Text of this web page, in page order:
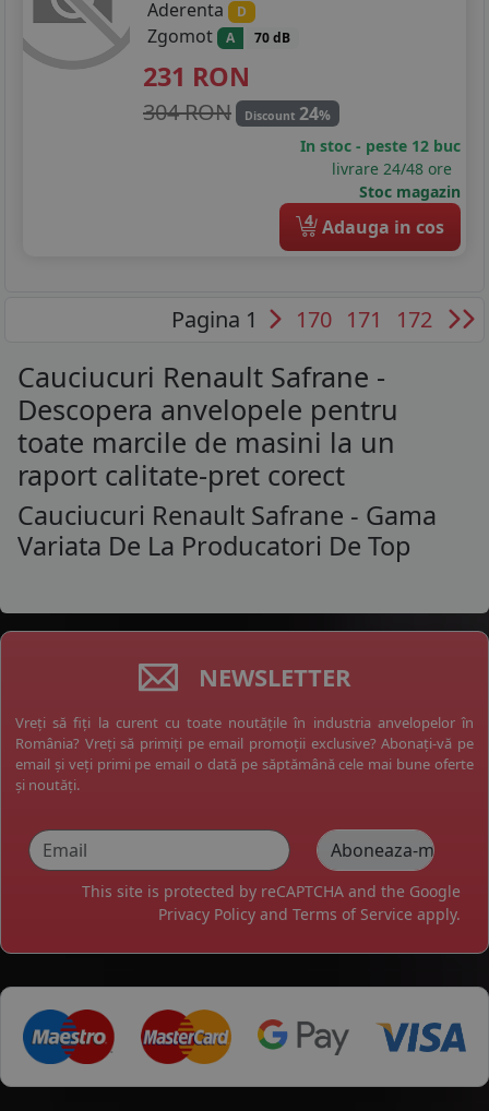
Aderenta D
Zgomot A 70 dB
231 RON
304 RON Discount 24%
In stoc - peste 12 buc
livrare 24/48 ore
Stoc magazin
4 Adauga in cos
Pagina 1 170 171 172
Cauciucuri Renault Safrane -
Descopera anvelopele pentru
toate marcile de masini la un
raport calitate-pret corect
Cauciucuri Renault Safrane - Gama
Variata De La Producatori De Top
NEWSLETTER
Vreți să fiți la curent cu toate noutățile în industria anvelopelor în
România? Vreți să primiți pe email promoții exclusive? Abonați-vă pe
email și veți primi pe email o dată pe săptămână cele mai bune oferte
și noutăți.
This site is protected by reCAPTCHA and the Google
Privacy Policy and Terms of Service apply.